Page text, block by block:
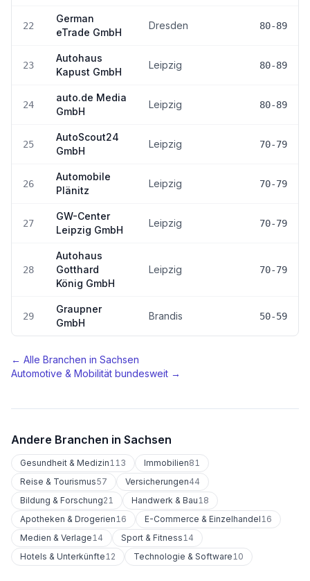
22
German
eTrade GmbH
Dresden 80-89
23
Autohaus
Kapust GmbH
Leipzig 80-89
24
auto.de Media
GmbH
Leipzig 80-89
25
AutoScout24
GmbH
Leipzig 70-79
26
Automobile
Plänitz
Leipzig 70-79
27
GW-Center
Leipzig GmbH
Leipzig 70-79
28
Autohaus
Gotthard
König GmbH
Leipzig 70-79
29
Graupner
GmbH
Brandis 50-59
← Alle Branchen in Sachsen
Automotive & Mobilität bundesweit →
Andere Branchen in Sachsen
Gesundheit & Medizin113 Immobilien81
Reise & Tourismus57 Versicherungen44
Bildung & Forschung21 Handwerk & Bau18
Apotheken & Drogerien16 E-Commerce & Einzelhandel16
Medien & Verlage14 Sport & Fitness14
Hotels & Unterkünfte12 Technologie & Software10